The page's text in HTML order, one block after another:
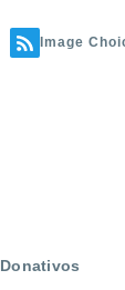
Image
Donativos